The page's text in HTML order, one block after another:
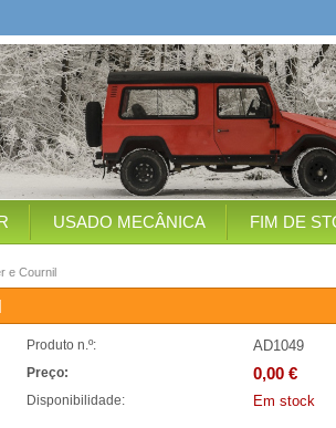
USADO MECÂNICA FIM DE
e Cournil
Produto n.º: AD1049
Preço: 0,00 €
Disponibilidade: Em stock